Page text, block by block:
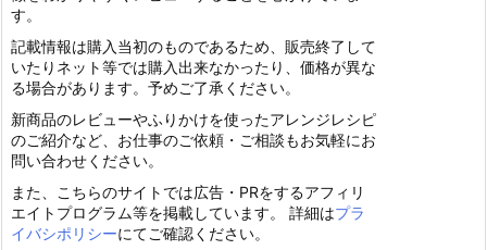
す。
記載情報は購入当初のものであるため、販売終了して
いたりネット等では購入出来なかったり、価格が異な
る場合があります。予めご了承ください。
新商品のレビューやふりかけを使ったアレンジレシピ
のご紹介など、お仕事のご依頼・ご相談もお気軽にお
問い合わせください。
また、こちらのサイトでは広告・PRをするアフィリ
エイトプログラム等を掲載しています。 詳細はプラ
イバシポリシーにてご確認ください。